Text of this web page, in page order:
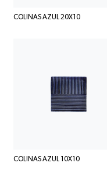
COLINAS AZUL 20X10
COLINAS AZUL 10X10